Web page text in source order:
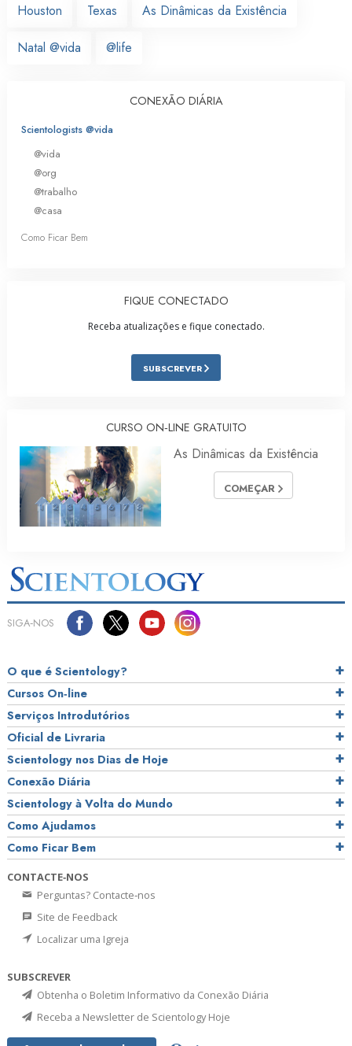
Houston
Texas As Dinâmicas da Existência
Natal @vida @life
CONEXÃO DIÁRIA
Scientologists @vida
@vida
@org
@trabalho
@casa
Como Ficar Bem
FIQUE CONECTADO
Receba atualizações e fique conectado.
SUBSCREVER
CURSO ON‑LINE GRATUITO
As Dinâmicas da Existência
COMEÇAR
SIGA‑NOS
O que é Scientology?
Cursos On‑line
Serviços Introdutórios
Oficial de Livraria
Scientology nos Dias de Hoje
Conexão Diária
Scientology à Volta do Mundo
Como Ajudamos
Como Ficar Bem
CONTACTE‑NOS
Perguntas? Contacte‑nos
Site de Feedback
Localizar uma Igreja
SUBSCREVER
Obtenha o Boletim Informativo da Conexão Diária
Receba a Newsletter de Scientology Hoje